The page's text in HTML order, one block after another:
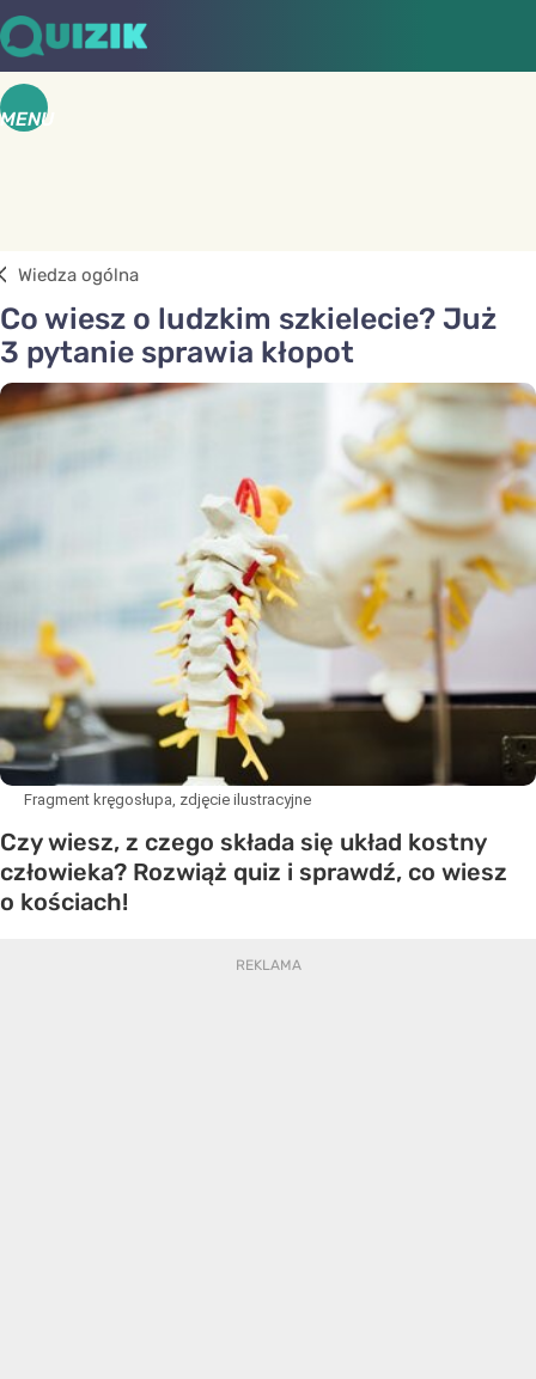
MENU
Wiedza ogólna
Co wiesz o ludzkim szkielecie? Już
3 pytanie sprawia kłopot
Fragment kręgosłupa, zdjęcie ilustracyjne
Czy wiesz, z czego składa się układ kostny
człowieka? Rozwiąż quiz i sprawdź, co wiesz
o kościach!